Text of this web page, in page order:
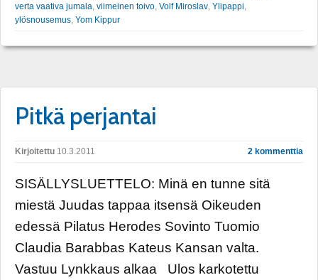
verta vaativa jumala viimeinen toivo Volf Miroslav Ylipappi
ylösnousemus Yom Kippur
Pitkä perjantai
Kirjoitettu 10.3.2011 2 kommenttia
SISÄLLYSLUETTELO: Minä en tunne sitä
miestä Juudas tappaa itsensä Oikeuden
edessä Pilatus Herodes Sovinto Tuomio
Claudia Barabbas Kateus Kansan valta.
Vastuu Lynkkaus alkaa Ulos karkotettu